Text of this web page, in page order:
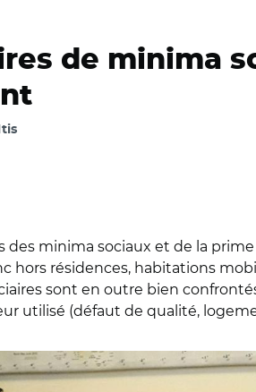
de minima
minima sociaux et de la
résidences, habitations
sont en outre bien
utilisé (défaut de qualité,
des bénéficiaires de revenus minima